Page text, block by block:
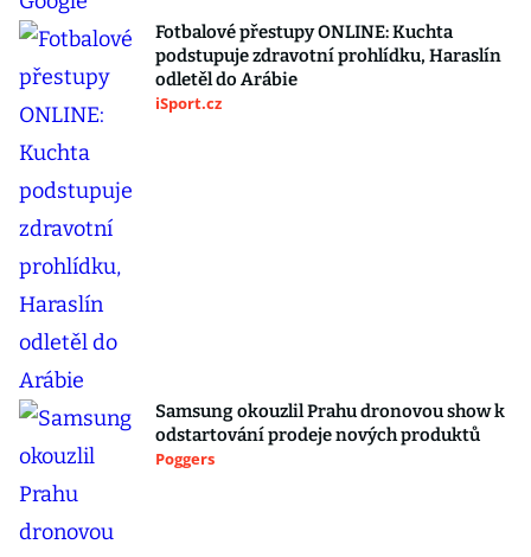
Fotbalové přestupy ONLINE: Kuchta
podstupuje zdravotní prohlídku, Haraslín
odletěl do Arábie
iSport.cz
Samsung okouzlil Prahu dronovou show k
odstartování prodeje nových produktů
Poggers